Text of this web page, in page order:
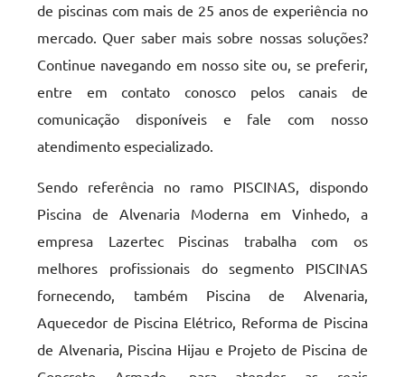
de piscinas com mais de 25 anos de experiência no
mercado. Quer saber mais sobre nossas soluções?
Continue navegando em nosso site ou, se preferir,
entre em contato conosco pelos canais de
comunicação disponíveis e fale com nosso
atendimento especializado.
Sendo referência no ramo PISCINAS, dispondo
Piscina de Alvenaria Moderna em Vinhedo, a
empresa Lazertec Piscinas trabalha com os
melhores profissionais do segmento PISCINAS
fornecendo, também Piscina de Alvenaria,
Aquecedor de Piscina Elétrico, Reforma de Piscina
de Alvenaria, Piscina Hijau e Projeto de Piscina de